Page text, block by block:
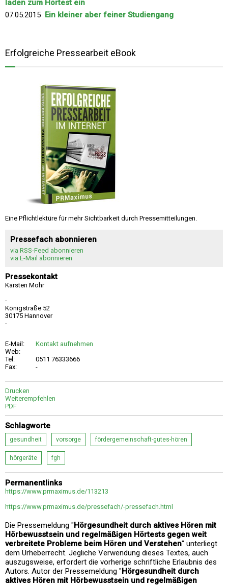
laden zum Hörtest ein
07.05.2015 Ein kleiner aber feiner Studiengang
Erfolgreiche Pressearbeit eBook
Eine Pflichtlektüre für mehr Sichtbarkeit durch Pressemitteilungen.
Pressefach abonnieren
via RSS-Feed abonnieren
via E-Mail abonnieren
Pressekontakt
Karsten Mohr
-
Königstraße 52
30175 Hannover
-
E-Mail:
Kontakt aufnehmen
Web:
Tel:
0511 76333666
Fax:
-
Drucken
Weiterempfehlen
PDF
Schlagworte
gesundheit vorsorge fördergemeinschaft-gutes-hören
hörgeräte fgh
Permanentlinks
https://www.prmaximus.de/113213
https://www.prmaximus.de/pressefach/-pressefach.html
Die Pressemeldung "Hörgesundheit durch aktives Hören mit
Hörbewusstsein und regelmäßigen Hörtests gegen weit
verbreitete Probleme beim Hören und Verstehen" unterliegt
dem Urheberrecht. Jegliche Verwendung dieses Textes, auch
auszugsweise, erfordert die vorherige schriftliche Erlaubnis des
Autors. Autor der Pressemeldung "Hörgesundheit durch
aktives Hören mit Hörbewusstsein und regelmäßigen